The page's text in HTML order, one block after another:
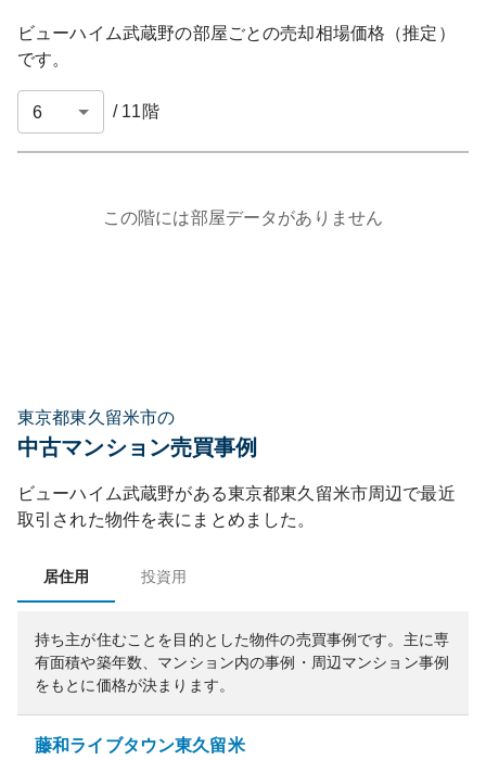
ビューハイム武蔵野の部屋ごとの売却相場価格（推定）
です。
/ 11 階
この階には部屋データがありません
東京都東久留米市の
中古マンション売買事例
ビューハイム武蔵野がある東京都東久留米市周辺で最近
取引された物件を表にまとめました。
居住用 投資用
持ち主が住むことを目的とした物件の売買事例です。 主に専
有面積や築年数、マンション内の事例・周辺マンション事例
をもとに価格が決まります。
藤和ライブタウン東久留米